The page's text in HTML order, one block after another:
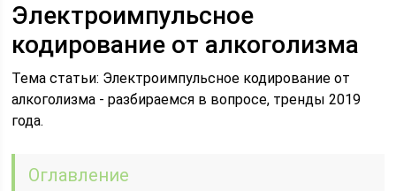
Электроимпульсное
кодирование от алкоголизма
Тема статьи: Электроимпульсное кодирование от
алкоголизма - разбираемся в вопросе, тренды 2019
года.
Оглавление